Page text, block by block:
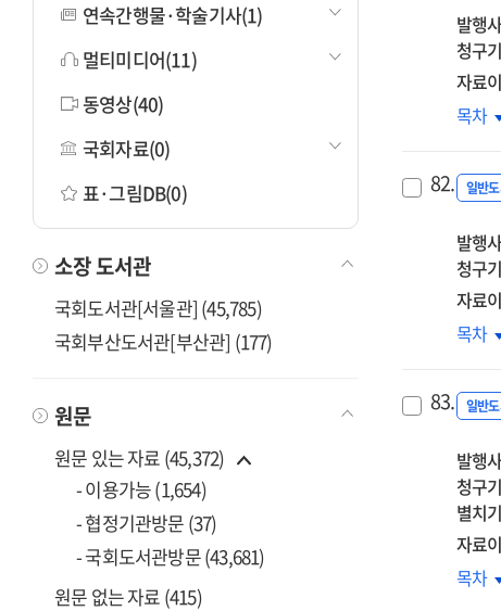
연속간행물·학술기사(1)
멀티미디어(11)
동영상(40)
국회자료(0)
표·그림DB(0)
소장 도서관
국회도서관[서울관] (45,785)
국회부산도서관[부산관] (177)
원문
원문 있는 자료 (45,372)
- 이용가능 (1,654)
- 협정기관방문 (37)
- 국회도서관방문 (43,681)
원문 없는 자료 (415)
발행
청구
자료
지역
사업
검토
보고
목차
82. 일반
발행
청구
자료
=
on
the
usage
목차
83. 일반
발행
청구
별치
자료
한국
목차